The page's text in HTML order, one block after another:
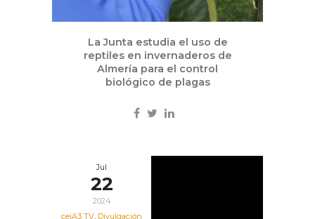
La Junta estudia el uso de
reptiles en invernaderos de
Almería para el control
biológico de plagas
Jul
22
2024
ceiA3 TV, Divulgación